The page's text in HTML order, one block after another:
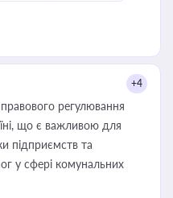
+4
регулювання
що є важливою для
підприємств та
у сфері комунальних